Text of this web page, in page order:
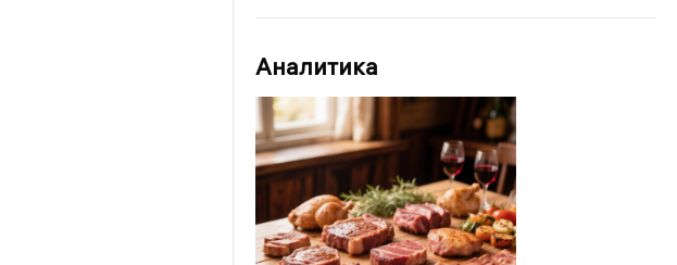
Аналитика